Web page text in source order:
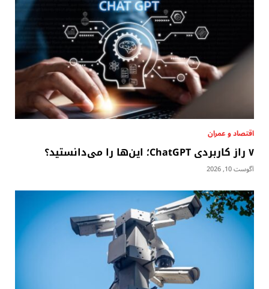
اقتصاد و عمران
۷ راز کاربردی ChatGPT؛ این‌ها را می‌دانستید؟
آگوست 10, 2026